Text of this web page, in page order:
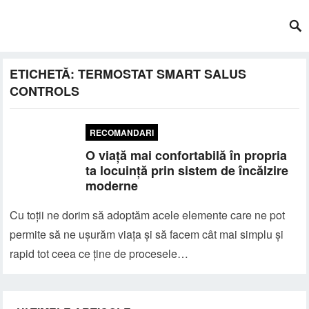
ETICHETĂ:TERMOSTAT SMART SALUS
CONTROLS
RECOMANDARI
O viață mai confortabilă în propria
ta locuință prin sistem de încălzire
moderne
Cu toții ne dorim să adoptăm acele elemente care ne pot
permite să ne ușurăm viața și să facem cât mai simplu și
rapid tot ceea ce ține de procesele…